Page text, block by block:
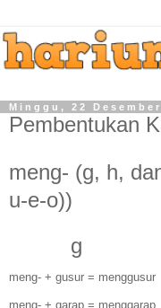
Minggu, 22
Pembentukan
meng- (g, h,
u-e-o))
g
meng- + gusur =
meng- + garap =